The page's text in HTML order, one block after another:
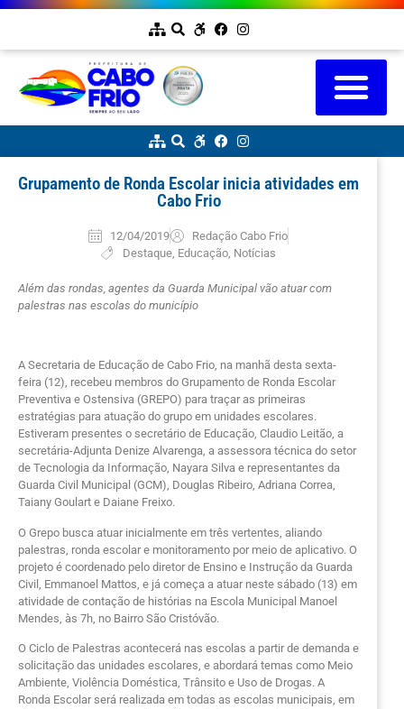
Grupamento de Ronda Escolar inicia atividades em
Cabo Frio
12/04/2019
Redação Cabo Frio
Destaque, Educação, Notícias
Além das rondas, agentes da Guarda Municipal vão atuar com
palestras nas escolas do município
A Secretaria de Educação de Cabo Frio, na manhã desta sexta-
feira (12), recebeu membros do Grupamento de Ronda Escolar
Preventiva e Ostensiva (GREPO) para traçar as primeiras
estratégias para atuação do grupo em unidades escolares.
Estiveram presentes o secretário de Educação, Claudio Leitão, a
secretária-Adjunta Denize Alvarenga, a assessora técnica do setor
de Tecnologia da Informação, Nayara Silva e representantes da
Guarda Civil Municipal (GCM), Douglas Ribeiro, Adriana Correa,
Taiany Goulart e Daiane Freixo.
O Grepo busca atuar inicialmente em três vertentes, aliando
palestras, ronda escolar e monitoramento por meio de aplicativo. O
projeto é coordenado pelo diretor de Ensino e Instrução da Guarda
Civil, Emmanoel Mattos, e já começa a atuar neste sábado (13) em
atividade de contação de histórias na Escola Municipal Manoel
Mendes, às 7h, no Bairro São Cristóvão.
O Ciclo de Palestras acontecerá nas escolas a partir de demanda e
solicitação das unidades escolares, e abordará temas como Meio
Ambiente, Violência Doméstica, Trânsito e Uso de Drogas. A
Ronda Escolar será realizada em todas as escolas municipais, em